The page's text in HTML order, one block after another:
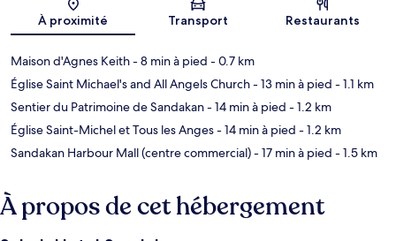
Carte
À proximité Transport Restaurants
Maison d'Agnes Keith- 8 min à pied - 0.7 km
Église Saint Michael's and All Angels Church- 13 min à pied - 1.1 km
Sentier du Patrimoine de Sandakan- 14 min à pied - 1.2 km
Église Saint-Michel et Tous les Anges- 14 min à pied - 1.2 km
Sandakan Harbour Mall (centre commercial)- 17 min à pied - 1.5 km
À propos de cet hébergement